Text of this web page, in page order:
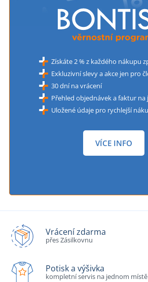
Získáte 2 % z každého nákupu
Exkluzivní slevy a akce jen pro
30 dní na vrácení
Přehled objednávek a faktur
Uložené údaje pro rychlejší
VÍCE INFO
Vrácení zdarma
přes Zásilkovnu
Potisk a výšivka
kompletní servis na jednom místě